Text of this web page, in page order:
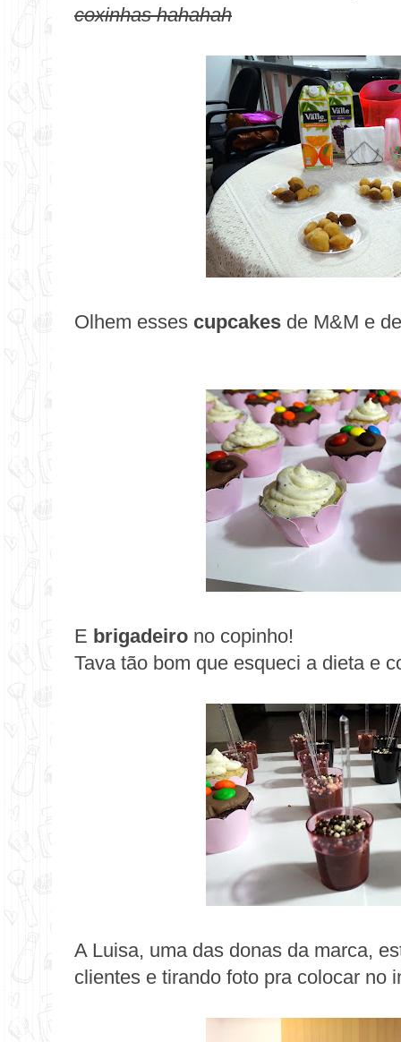
coxinhas hahahah
Olhem esses cupcakes de M&M e
E brigadeiro no copinho!
Tava tão bom que esqueci a dieta e
A Luisa, uma das donas da marca,
clientes e tirando foto pra colocar no